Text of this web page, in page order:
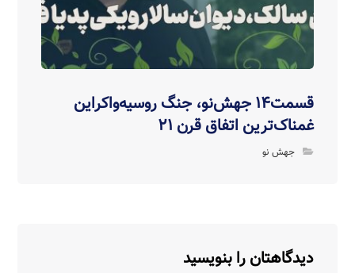
قسمت۱۴ جهش‌نو، جنگ روسیه‌واکراین
غمناک‌ترین اتفاق قرن ۲۱
جهش نو
دیدگاهتان را بنویسید